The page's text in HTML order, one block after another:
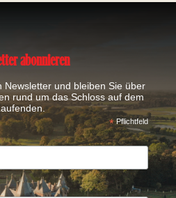
abonnieren
Newsletter und bleiben Sie über
rund um das Schloss auf dem
* Pflichtfeld